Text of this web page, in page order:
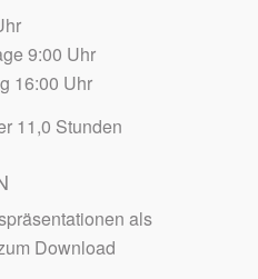
9:00 Uhr
16:00 Uhr
11,0 Stunden
als
Download